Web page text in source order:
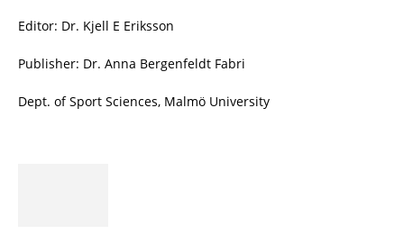
Editor: Dr. Kjell E Eriksson
Publisher: Dr. Anna Bergenfeldt Fabri
Dept. of Sport Sciences, Malmö University